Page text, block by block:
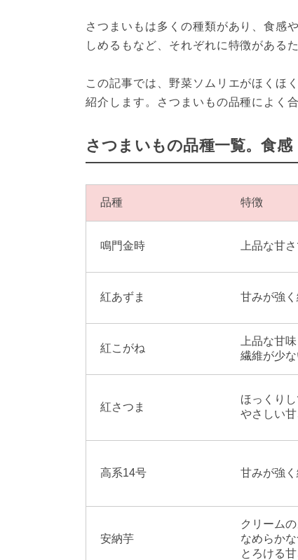
さつまいもは多くの種類があり、食感
しめるもなど、それぞれに特徴がある
この記事では、野菜ソムリエがほくほ
紹介します。さつまいもの品種によく
さつまいもの品種一覧。食
品種 特徴
鳴門金時 上品な甘
紅あずま 甘みが強
紅こがね
上品な甘
繊維が少な
紅さつま
ほっくり
やさしい甘
高系14号 甘みが強
安納芋
クリーム
なめらか
とろける甘